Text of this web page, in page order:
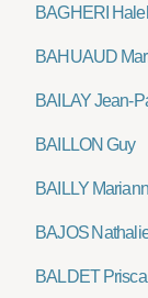
BAGHERI
BAHUAUD
BAILAY Jean-
BAILLON Guy
BAILLY
BAJOS
BALDET Prisca